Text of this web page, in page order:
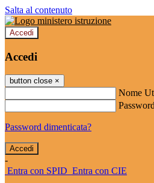
Salta al contenuto
Accedi
Accedi
button close ×
Nome
Password dimenticata?
-
Entra con SPID Entra con CIE